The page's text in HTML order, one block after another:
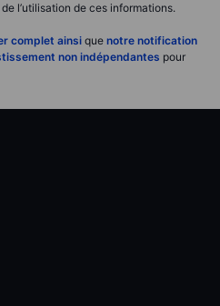
l’utilisation de ces informations.
complet ainsi que notre notification
non indépendantes pour